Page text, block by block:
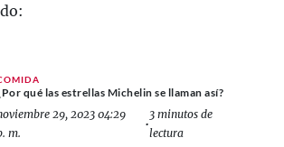
qué las estrellas Michelin se llaman así?
29, 2023 04:29
m.
•
3 minutos de
lectura